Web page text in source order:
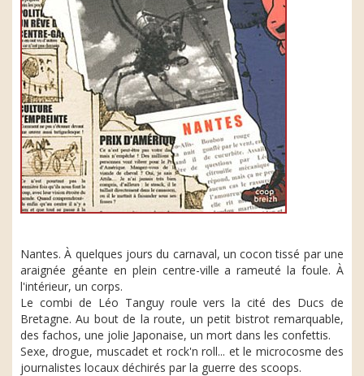
Nantes. À quelques jours du carnaval, un cocon tissé par une
araignée géante en plein centre-ville a rameuté la foule. À
l'intérieur, un corps.
Le combi de Léo Tanguy roule vers la cité des Ducs de
Bretagne. Au bout de la route, un petit bistrot remarquable,
des fachos, une jolie Japonaise, un mort dans les confettis.
Sexe, drogue, muscadet et rock'n roll... et le microcosme des
journalistes locaux déchirés par la guerre des scoops.